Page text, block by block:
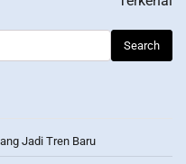
Jadi Tren Baru